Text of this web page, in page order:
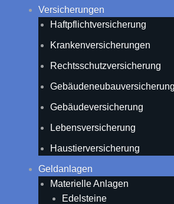
Versicherungen
Haftpflichtversicherung
Krankenversicherungen
Rechtsschutzversicherung
Gebäudeneubauversicherung
Gebäudeversicherung
Lebensversicherung
Haustierversicherung
Geldanlagen
Materielle Anlagen
Edelsteine